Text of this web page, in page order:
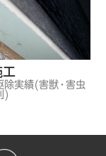
除実績(害獣・害虫
)